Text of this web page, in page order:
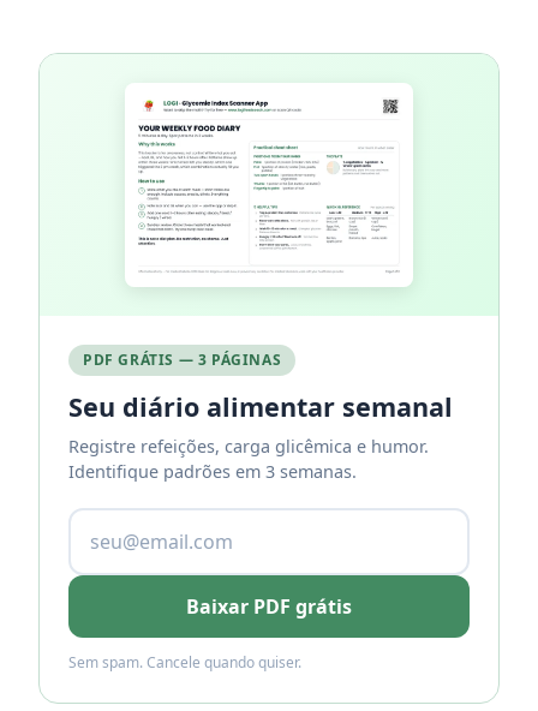
PDF GRÁTIS — 3 PÁGINAS
Seu diário alimentar semanal
Registre refeições, carga glicêmica e humor.
Identifique padrões em 3 semanas.
Baixar PDF grátis
Sem spam. Cancele quando quiser.